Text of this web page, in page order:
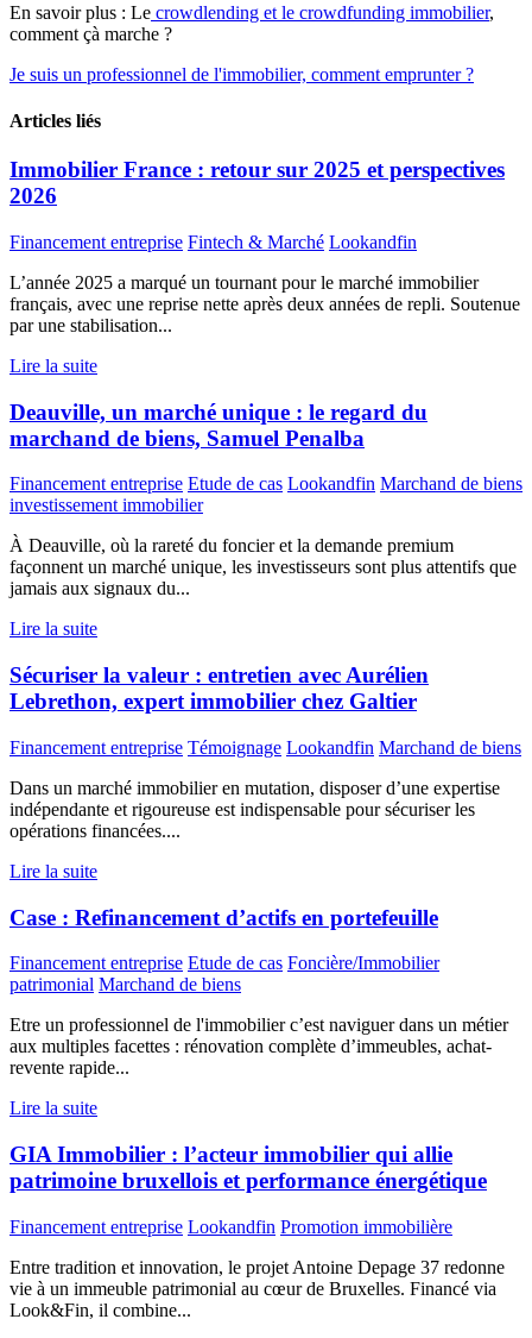
En savoir plus : Le crowdlending et le crowdfunding immobilier,
comment çà marche ?
Je suis un professionnel de l'immobilier, comment emprunter ?
Articles liés
Immobilier France : retour sur 2025 et perspectives
2026
Financement entreprise Fintech & Marché Lookandfin
L’année 2025 a marqué un tournant pour le marché immobilier
français, avec une reprise nette après deux années de repli. Soutenue
par une stabilisation...
Lire la suite
Deauville, un marché unique : le regard du
marchand de biens, Samuel Penalba
Financement entreprise Etude de cas Lookandfin Marchand de biens
investissement immobilier
À Deauville, où la rareté du foncier et la demande premium
façonnent un marché unique, les investisseurs sont plus attentifs que
jamais aux signaux du...
Lire la suite
Sécuriser la valeur : entretien avec Aurélien
Lebrethon, expert immobilier chez Galtier
Financement entreprise Témoignage Lookandfin Marchand de biens
Dans un marché immobilier en mutation, disposer d’une expertise
indépendante et rigoureuse est indispensable pour sécuriser les
opérations financées....
Lire la suite
Case : Refinancement d’actifs en portefeuille
Financement entreprise Etude de cas Foncière/Immobilier
patrimonial Marchand de biens
Etre un professionnel de l'immobilier c’est naviguer dans un métier
aux multiples facettes : rénovation complète d’immeubles, achat-
revente rapide...
Lire la suite
GIA Immobilier : l’acteur immobilier qui allie
patrimoine bruxellois et performance énergétique
Financement entreprise Lookandfin Promotion immobilière
Entre tradition et innovation, le projet Antoine Depage 37 redonne
vie à un immeuble patrimonial au cœur de Bruxelles. Financé via
Look&Fin, il combine...